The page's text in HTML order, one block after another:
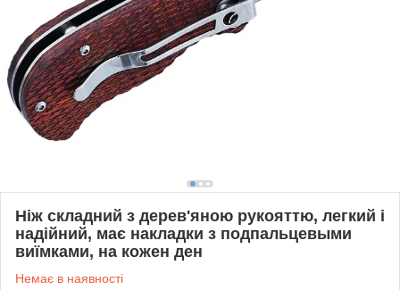
Ніж складний з дерев'яною рукояттю, легкий і
надійний, має накладки з подпальцевыми
виїмками, на кожен ден
Немає в наявності